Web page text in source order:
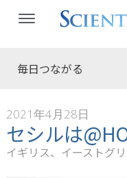
毎日つながる
2021年4月28日
セシルは
イギリス、イーストグ